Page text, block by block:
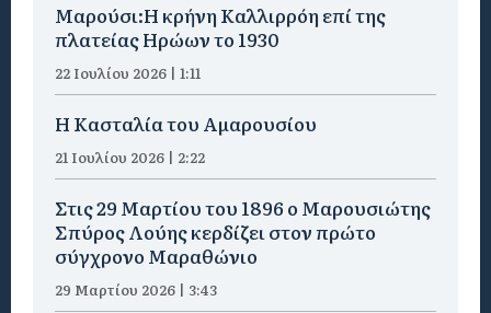
Μαρούσι:Η κρήνη Καλλιρρόη επί της
πλατείας Ηρώων το 1930
22 Ιουλίου 2026 | 1:11
Η Κασταλία του Αμαρουσίου
21 Ιουλίου 2026 | 2:22
Στις 29 Μαρτίου του 1896 ο Μαρουσιώτης
Σπύρος Λούης κερδίζει στον πρώτο
σύγχρονο Μαραθώνιο
29 Μαρτίου 2026 | 3:43